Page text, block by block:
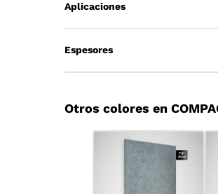
Aplicaciones
Espesores
Otros colores en